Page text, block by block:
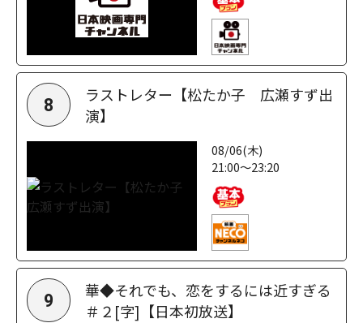
8
ラストレター【松たか子 広瀬すず出
演】
08/06(木)
21:00～23:20
9
華◆それでも、恋をするには近すぎる
＃２[字]【日本初放送】